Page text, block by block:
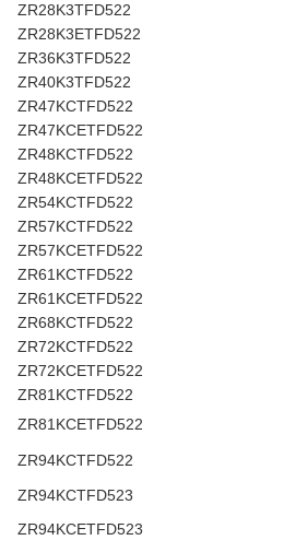
ZR28K3TFD522
ZR28K3ETFD522
ZR36K3TFD522
ZR40K3TFD522
ZR47KCTFD522
ZR47KCETFD522
ZR48KCTFD522
ZR48KCETFD522
ZR54KCTFD522
ZR57KCTFD522
ZR57KCETFD522
ZR61KCTFD522
ZR61KCETFD522
ZR68KCTFD522
ZR72KCTFD522
ZR72KCETFD522
ZR81KCTFD522
ZR81KCETFD522
ZR94KCTFD522
ZR94KCTFD523
ZR94KCETFD523